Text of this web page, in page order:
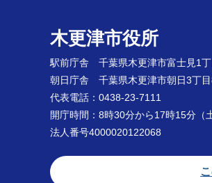
木更津市役所
駅前庁舎 千葉県木更津市富士見1
朝日庁舎 千葉県木更津市朝日3丁
代表電話：0438-23-7111
開庁時間：8時30分から17時15分（
法人番号4000020122068